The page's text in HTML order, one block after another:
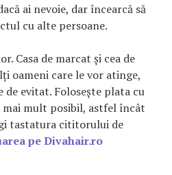
ai nevoie, dar încearcă să
cu alte persoane.
Casa de marcat și cea de
oameni care le vor atinge,
de evitat. Folosește plata cu
mult posibil, astfel încât
tastatura cititorului de
pe Divahair.ro